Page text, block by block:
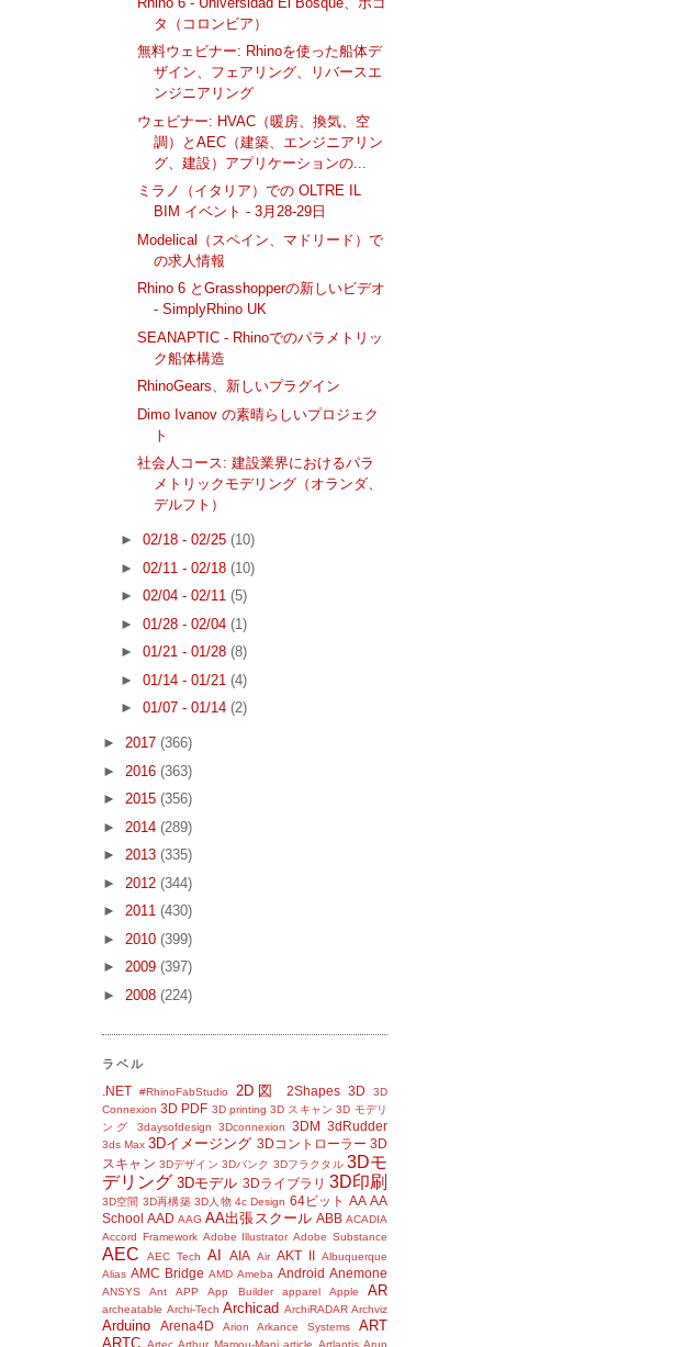
タ（コロンビア）
無料ウェビナー: Rhinoを使った船体デ
ザイン、フェアリング、リバースエ
ンジニアリング
ウェビナー: HVAC（暖房、換気、空
調）とAEC（建築、エンジニアリン
グ、建設）アプリケーションの...
ミラノ（イタリア）での OLTRE IL
BIM イベント - 3月28-29日
Modelical（スペイン、マドリード）で
の求人情報
Rhino 6 とGrasshopperの新しいビデオ
- SimplyRhino UK
SEANAPTIC - Rhinoでのパラメトリッ
ク船体構造
RhinoGears、新しいプラグイン
Dimo Ivanov の素晴らしいプロジェク
ト
社会人コース: 建設業界におけるパラ
メトリックモデリング（オランダ、
デルフト）
► 02/18 - 02/25 (10)
► 02/11 - 02/18 (10)
► 02/04 - 02/11 (5)
► 01/28 - 02/04 (1)
► 01/21 - 01/28 (8)
► 01/14 - 01/21 (4)
► 01/07 - 01/14 (2)
► 2017 (366)
► 2016 (363)
► 2015 (356)
► 2014 (289)
► 2013 (335)
► 2012 (344)
► 2011 (430)
► 2010 (399)
► 2009 (397)
► 2008 (224)
ラベル
.NET #RhinoFabStudio 2D図 2Shapes 3D
3D
Connexion 3D PDF 3D printing 3D スキャン 3D モデリ
ング
3daysofdesign 3Dconnexion 3DM 3dRudder
3ds Max 3Dイメージング 3Dコントローラー 3D
スキャン 3Dデザイン 3Dバンク 3Dフラクタル 3Dモ
デリング 3Dモデル 3Dライブラリ 3D印刷
3D空間 3D再構築 3D人物 4c Design 64ビット AA AA
School AAD AAG AA出張スクール ABB ACADIA
Accord Framework Adobe Illustrator Adobe Substance
AEC AEC Tech AI AIA Air AKT II Albuquerque
Alias AMC Bridge AMD Ameba Android Anemone
ANSYS Ant APP App Builder apparel Apple AR
archeatable Archi-Tech Archicad ArchiRADAR Archviz
Arduino Arena4D Arion Arkance Systems
ART
ARTC Artec Arthur Mamou-Mani article Artlantis Arup